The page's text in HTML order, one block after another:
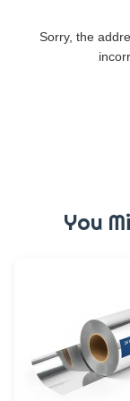
Sorry, the
You